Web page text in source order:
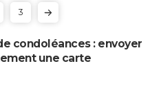
3
condoléances : envoyer
une carte